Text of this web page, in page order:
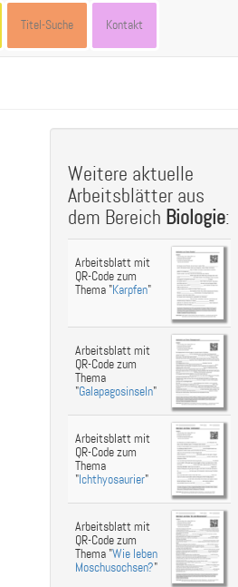
Titel-Suche Kontakt
Share
Weitere aktuelle
Arbeitsblätter aus
dem Bereich Biologie:
Arbeitsblatt mit
QR-Code zum
Thema "Karpfen"
Arbeitsblatt mit
QR-Code zum
Thema
"Galapagosinseln"
Arbeitsblatt mit
QR-Code zum
Thema
"Ichthyosaurier"
Arbeitsblatt mit
QR-Code zum
Thema "Wie leben
Moschusochsen?"